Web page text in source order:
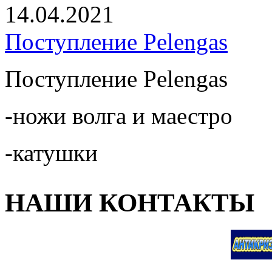
14.04.2021
Поступление Pelengas
Поступление Pelengas
-ножи волга и маестро
-катушки
НАШИ КОНТАКТЫ